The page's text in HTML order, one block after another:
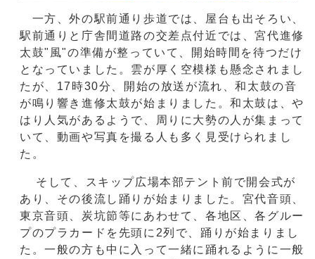
一方、外の駅前通り歩道では、屋台も出そろい、
駅前通りと庁舎間道路の交差点付近では、宮代進修
太鼓"風"の準備が整っていて、開始時間を待つだけ
となっていました。雲が厚く空模様も懸念されまし
たが、17時30分、開始の放送が流れ、和太鼓の音
が鳴り響き進修太鼓が始まりました。和太鼓は、や
はり人気があるようで、周りに大勢の人が集まって
いて、動画や写真を撮る人も多く見受けられまし
た。
そして、スキップ広場本部テント前で開会式が
あり、その後流し踊りが始まりました。宮代音頭、
東京音頭、炭坑節等にあわせて、各地区、各グルー
プのプラカードを先頭に2列で、踊りが始まりまし
た。一般の方も中に入って一緒に踊れるように一般